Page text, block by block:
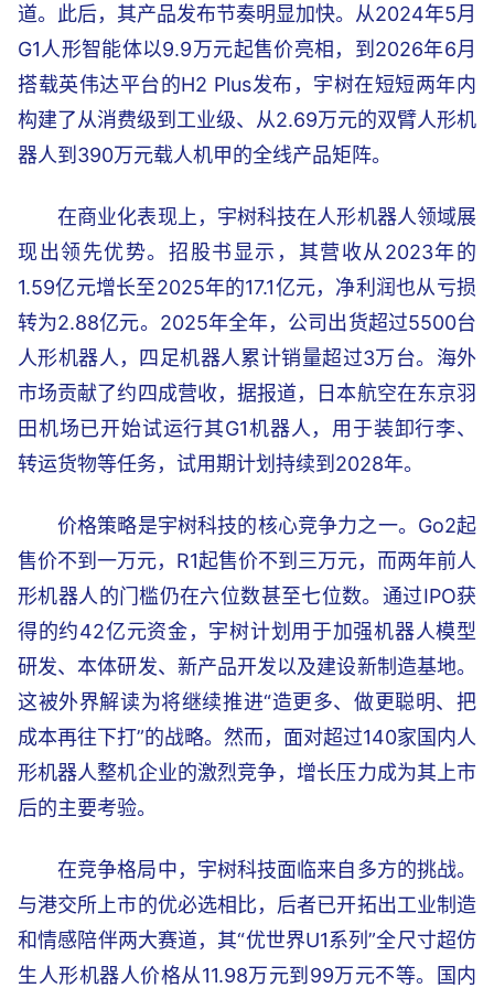
道。此后，其产品发布节奏明显加快。从2024年5月
G1人形智能体以9.9万元起售价亮相，到2026年6月
搭载英伟达平台的H2 Plus发布，宇树在短短两年内
构建了从消费级到工业级、从2.69万元的双臂人形机
器人到390万元载人机甲的全线产品矩阵。
在商业化表现上，宇树科技在人形机器人领域展
现出领先优势。招股书显示，其营收从2023年的
1.59亿元增长至2025年的17.1亿元，净利润也从亏损
转为2.88亿元。2025年全年，公司出货超过5500台
人形机器人，四足机器人累计销量超过3万台。海外
市场贡献了约四成营收，据报道，日本航空在东京羽
田机场已开始试运行其G1机器人，用于装卸行李、
转运货物等任务，试用期计划持续到2028年。
价格策略是宇树科技的核心竞争力之一。Go2起
售价不到一万元，R1起售价不到三万元，而两年前人
形机器人的门槛仍在六位数甚至七位数。通过IPO获
得的约42亿元资金，宇树计划用于加强机器人模型
研发、本体研发、新产品开发以及建设新制造基地。
这被外界解读为将继续推进“造更多、做更聪明、把
成本再往下打”的战略。然而，面对超过140家国内人
形机器人整机企业的激烈竞争，增长压力成为其上市
后的主要考验。
在竞争格局中，宇树科技面临来自多方的挑战。
与港交所上市的优必选相比，后者已开拓出工业制造
和情感陪伴两大赛道，其“优世界U1系列”全尺寸超仿
生人形机器人价格从11.98万元到99万元不等。国内